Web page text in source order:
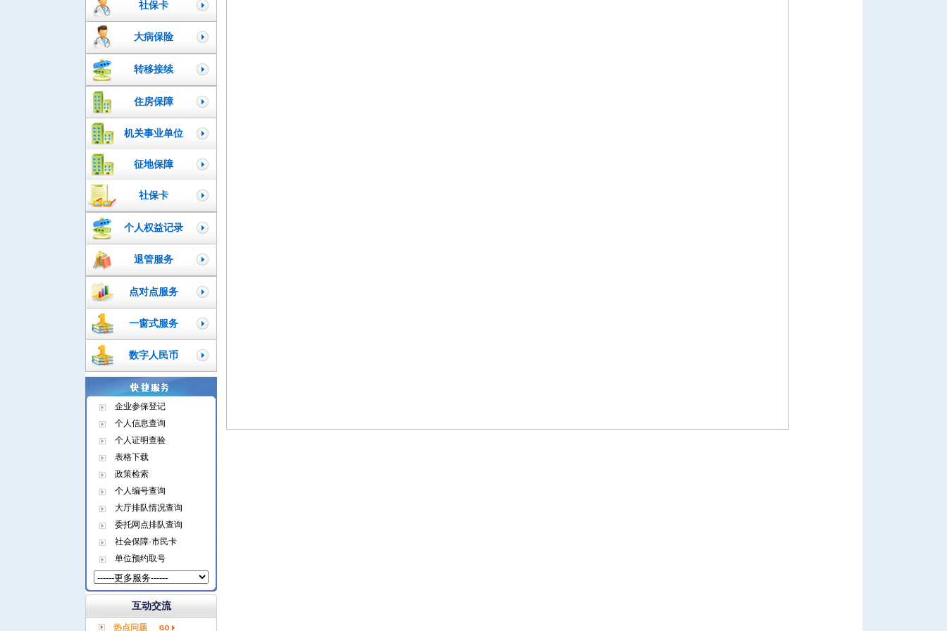
社保卡
大病保险
转移接续
住房保障
机关事业单位
征地保障
社保卡
个人权益记录
退管服务
点对点服务
一窗式服务
数字人民币
企业参保登记
个人信息查询
个人证明查验
表格下载
政策检索
个人编号查询
大厅排队情况查询
委托网点排队查询
社会保障·市民卡
单位预约取号
互动交流
热点问题